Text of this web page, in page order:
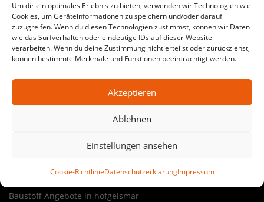
Um dir ein optimales Erlebnis zu bieten, verwenden wir Technologien wie
Cookies, um Geräteinformationen zu speichern und/oder darauf
zuzugreifen. Wenn du diesen Technologien zustimmst, können wir Daten
wie das Surfverhalten oder eindeutige IDs auf dieser Website
verarbeiten. Wenn du deine Zustimmung nicht erteilst oder zurückziehst,
können bestimmte Merkmale und Funktionen beeinträchtigt werden.
Akzeptieren
Ablehnen
Einstellungen ansehen
Cookie-RichtlinieDatenschutzerklärungImpressum
Renovierung, Haus & Garten, Werkstatt oder Baustelle.
sonntags deal baustoffekann dabei je nach Warengruppe
variieren – von Werkzeug bis Baustoffe.
Große Auswahl an sonntags deal baustoffe-Angeboten in
hofgeismar
Auf SonntagsDeal findest du jede Woche wechselnde
Aktionen fürsonntags deal baustoffeinhofgeismar. Egal ob
Heimwerker-Projekt oder Profi-Baustelle: Hier bekommst du
Werkzeug Angebote in hofgeismar
Baustoff Angebote in hofgeismar